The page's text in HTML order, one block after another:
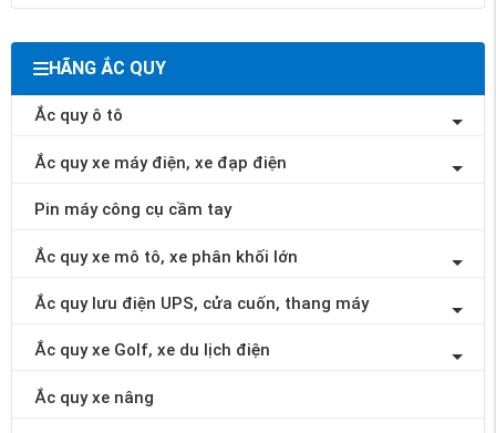
HÃNG ẮC QUY
Ắc quy ô tô
Ắc quy xe máy điện, xe đạp điện
Pin máy công cụ cầm tay
Ắc quy xe mô tô, xe phân khối lớn
Ắc quy lưu điện UPS, cửa cuốn, thang máy
Ắc quy xe Golf, xe du lịch điện
Ắc quy xe nâng